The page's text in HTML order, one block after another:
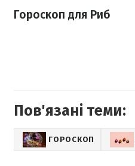
Гороскоп для Риб
Пов'язані теми:
ГОРОСКОП